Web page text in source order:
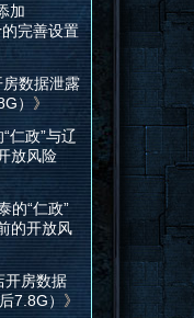
加
完善设置
数据泄露
） 》
仁政”与辽
放风险
的“仁政”
的开放风
开房数据
7.8G） 》